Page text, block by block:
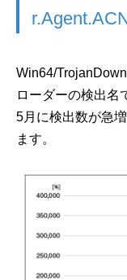
Win64/
ローダーの検出名
5月に検出数が急
ます。